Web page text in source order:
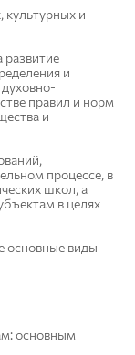
культурных и
развитие
и
правил и норм
и
процессе, в
школ, а
в целях
основные виды
основным